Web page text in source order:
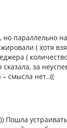
параллельно
( хотя
(
за
смысла нет..((
Пошла